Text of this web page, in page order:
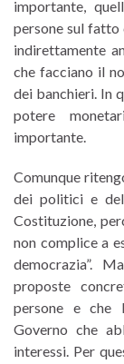
importante,
persone sul fatto
indirettamente
che facciano il
dei banchieri. In
potere
importante.
Comunque
dei politici e
Costituzione,
non complice a
democrazia”.
proposte
persone e che
Governo che
interessi. Per